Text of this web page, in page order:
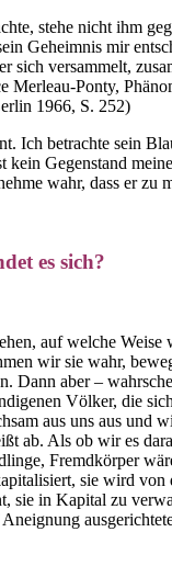
stehe nicht ihm
Geheimnis mir
sich versammelt,
Merleau-Ponty,
1966, S. 252)
Ich betrachte sein
Gegenstand
wahr, dass er
es sich?
auf welche
wir sie wahr,
Dann aber –
Völker, die
aus uns aus und
ab. Als ob wir es
Fremdkörper
sie wird
sie in Kapital zu